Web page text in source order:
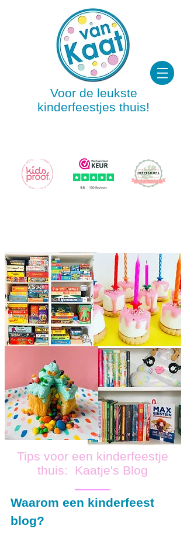
Voor de leukste
kinderfeestjes thuis!
Tips voor een kinderfeestje
thuis: Kaatje's Blog
Waarom een kinderfeest
blog?